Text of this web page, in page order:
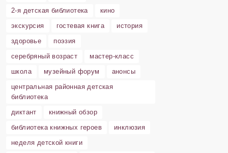
2-я детская библиотека
кино
экскурсия
гостевая книга
история
здоровье
поэзия
серебряный возраст
мастер-класс
школа
музейный форум
анонсы
центральная районная детская
библиотека
диктант
книжный обзор
библиотека книжных героев
инклюзия
неделя детской книги